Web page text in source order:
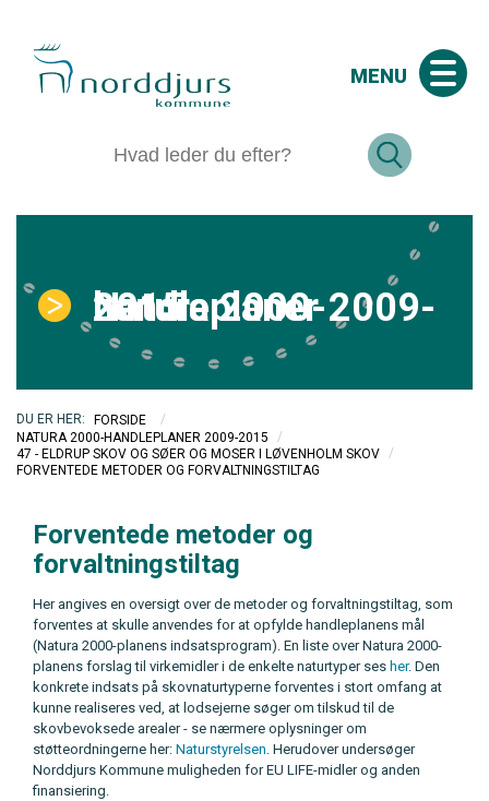
MENU
Natura 2000-handleplaner 2009-2015
FORSIDE
/
NATURA 2000-HANDLEPLANER 2009-2015
/
47 - ELDRUP SKOV OG SØER OG MOSER I LØVENHOLM SKOV
/
FORVENTEDE METODER OG FORVALTNINGSTILTAG
Forventede metoder og
forvaltningstiltag
Her angives en oversigt over de metoder og forvaltningstiltag, som
forventes at skulle anvendes for at opfylde handleplanens mål
(Natura 2000-planens indsatsprogram). En liste over Natura 2000-
planens forslag til virkemidler i de enkelte naturtyper ses her. Den
konkrete indsats på skovnaturtyperne forventes i stort omfang at
kunne realiseres ved, at lodsejerne søger om tilskud til de
skovbevoksede arealer - se nærmere oplysninger om
støtteordningerne her: Naturstyrelsen. Herudover undersøger
Norddjurs Kommune muligheden for EU LIFE-midler og anden
finansiering.